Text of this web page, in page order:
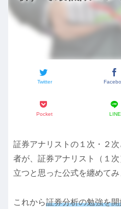
Twitter
Pocket LINE
証券アナリストの１次・２
者が、証券アナリスト（１
立つと思った公式を纏めてみ
これから証券分析の勉強を